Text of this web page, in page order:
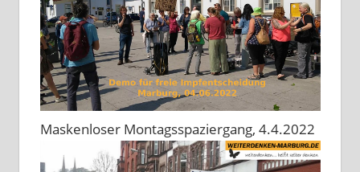
Maskenloser Montagsspaziergang, 4.4.2022